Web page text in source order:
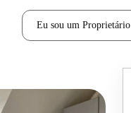
Eu sou um Proprietário